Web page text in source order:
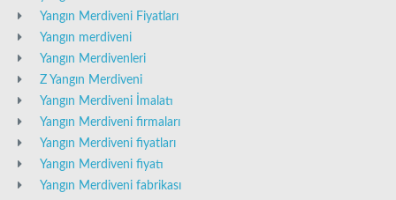
Yangın Merdiveni Fiyatları
Yangın merdiveni
Yangın Merdivenleri
Z Yangın Merdiveni
Yangın Merdiveni İmalatı
Yangın Merdiveni firmaları
Yangın Merdiveni fiyatları
Yangın Merdiveni fiyatı
Yangın Merdiveni fabrikası